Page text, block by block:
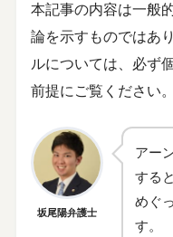
本記事の内容は一般
論を示すものではあ
ルについては、必ず
前提にご覧ください。
坂尾陽弁護士
アー
する
めぐ
す。